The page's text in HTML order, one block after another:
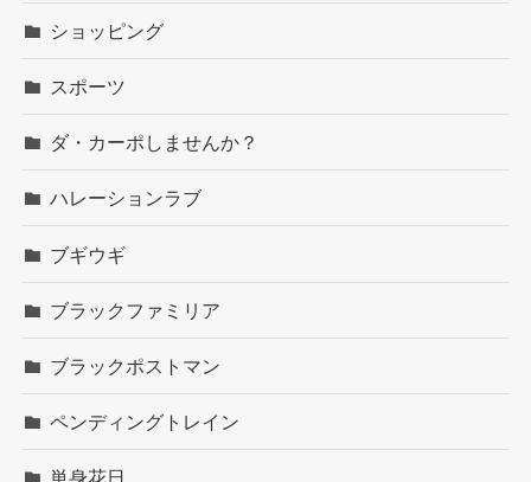
ショッピング
スポーツ
ダ・カーポしませんか？
ハレーションラブ
ブギウギ
ブラックファミリア
ブラックポストマン
ペンディングトレイン
単身花日